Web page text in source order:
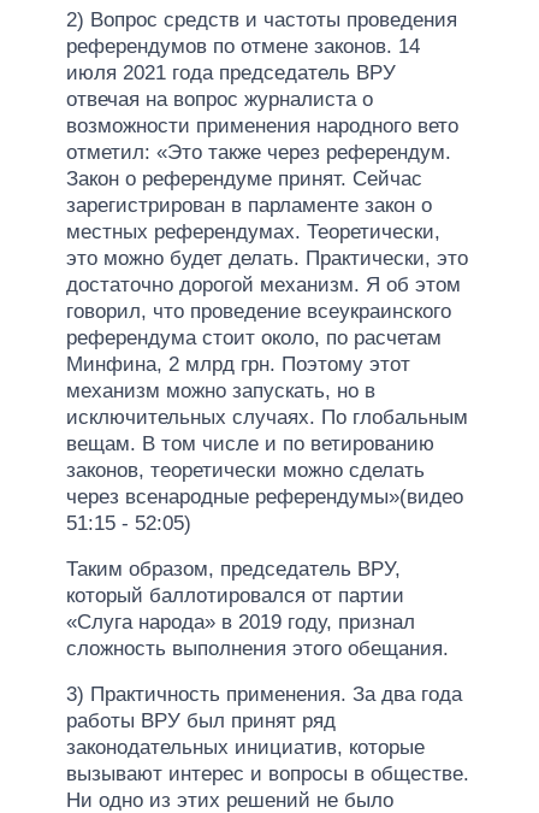
2) Вопрос средств и частоты проведения
референдумов по отмене законов. 14
июля 2021 года председатель ВРУ
отвечая на вопрос журналиста о
возможности применения народного вето
отметил: «Это также через референдум.
Закон о референдуме принят. Сейчас
зарегистрирован в парламенте закон о
местных референдумах. Теоретически,
это можно будет делать. Практически, это
достаточно дорогой механизм. Я об этом
говорил, что проведение всеукраинского
референдума стоит около, по расчетам
Минфина, 2 млрд грн. Поэтому этот
механизм можно запускать, но в
исключительных случаях. По глобальным
вещам. В том числе и по ветированию
законов, теоретически можно сделать
через всенародные референдумы»(видео
51:15 - 52:05)
Таким образом, председатель ВРУ,
который баллотировался от партии
«Слуга народа» в 2019 году, признал
сложность выполнения этого обещания.
3) Практичность применения. За два года
работы ВРУ был принят ряд
законодательных инициатив, которые
вызывают интерес и вопросы в обществе.
Ни одно из этих решений не было